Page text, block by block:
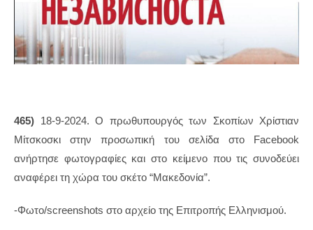
465) 18-9-2024. Ο πρωθυπουργός των Σκοπίων Χρίστιαν
Μίτσκοσκι στην προσωπική του σελίδα στο Facebook
ανήρτησε φωτογραφίες και στο κείμενο που τις συνοδεύει
αναφέρει τη χώρα του σκέτο “Μακεδονία”.
-Φωτο/screenshots στο αρχείο της Επιτροπής Ελληνισμού.